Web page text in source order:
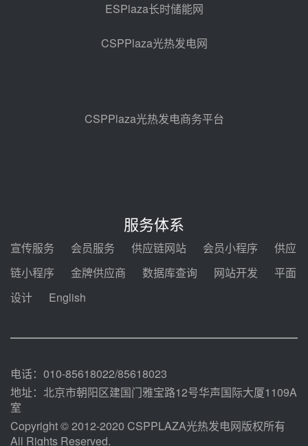
亚核阀业中标天山北麓100MW光
热发电工程EPC总承包项目熔盐截
止阀、熔盐三偏心蝶阀采购
08-05 17:15
包项目熔盐介质超声波流量计采购
08-05 17:09
电机组灵活性改造项目三元液态盐
采购合同
迪尔化工预中标华能西安热工院
2026-2029年熔盐介质框架协议
100MW光热项目机组调试及性能
ESPlaza长时储能网
CSPPlaza光热发电网
CSPPlaza光热发电商务平台
服务体系
宣传服务 会员服务 供应链网站 会员小程序
供应
链小程序
金牌供应商 数据库查询 网站开发
平面
设计
English
电话：010-85618022/85618023
地址：北京市朝阳区建国门雅宝路12号华声国际大厦1109A
室
Copyright © 2012-2020 CSPPLAZA光热发电网版权所有
All Rights Reserved.